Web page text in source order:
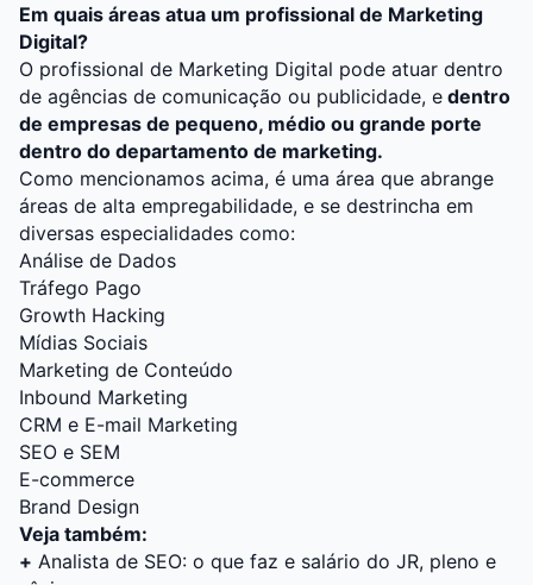
Em quais áreas atua um profissional de Marketing
Digital?
O profissional de Marketing Digital pode atuar dentro
de agências de comunicação ou publicidade, e dentro
de empresas de pequeno, médio ou grande porte
dentro do departamento de marketing.
Como mencionamos acima, é uma área que abrange
áreas de alta empregabilidade, e se destrincha em
diversas especialidades como:
Análise de Dados
Tráfego Pago
Growth Hacking
Mídias Sociais
Marketing de Conteúdo
Inbound Marketing
CRM e E-mail Marketing
SEO e SEM
E-commerce
Brand Design
Veja também:
+ Analista de SEO: o que faz e salário do JR, pleno e